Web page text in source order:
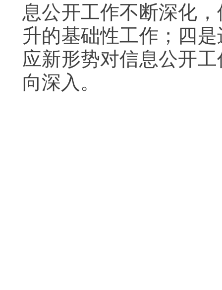
息公开工作不断深化
升的基础性工作；四
应新形势对信息公开
向深入。